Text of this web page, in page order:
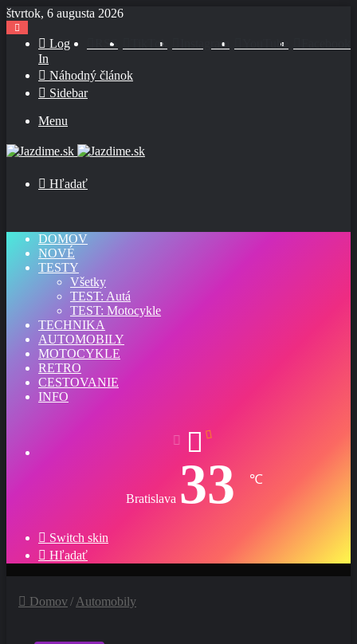
štvrtok, 6 augusta 2026
YouTube
Instagram
TikTok
RSS
Log
In
Náhodný článok
Sidebar
Menu
Hľadať
DOMOV
NOVÉ
TESTY
Všetky
TEST: Autá
TEST: Motocykle
TECHNIKA
AUTOMOBILY
MOTOCYKLE
RETRO
CESTOVANIE
INFO
Bratislava 33 ℃
Switch skin
Hľadať
Domov/ Automobily